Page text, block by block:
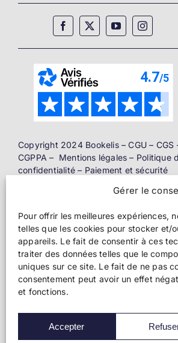
Gérer le
Pour offrir les meilleures expériences,
telles que les cookies pour stocker et/
appareils. Le fait de consentir à ces
traiter des données telles que le
uniques sur ce site. Le fait de ne pas
consentement peut avoir un effet
et fonctions.
Accepter
Copyright 2024 Bookelis –CGU – CGS
CGPPA – Mentions légales – Politique
confidentialité – Paiement et sécurité